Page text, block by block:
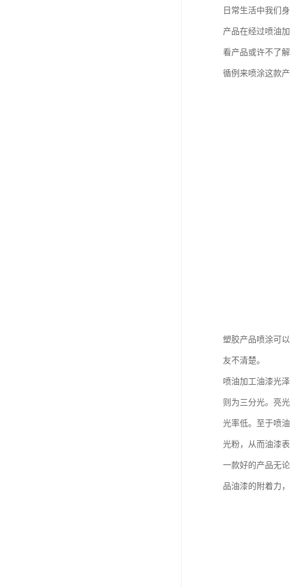
日常生活中我们
产品在经过喷油
看产品或许不了
循例来喷涂这款
塑胶产品喷涂可
友不清楚。
喷油加工油漆光
则为三分光。亮
光率低。至于喷
光粉，从而油漆
一款好的产品无
品油漆的附着力